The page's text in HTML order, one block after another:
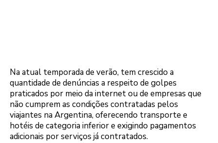
Na atual temporada de verão, tem crescido a
quantidade de denúncias a respeito de golpes
praticados por meio da internet ou de empresas que
não cumprem as condições contratadas pelos
viajantes na Argentina, oferecendo transporte e
hotéis de categoria inferior e exigindo pagamentos
adicionais por serviços já contratados.